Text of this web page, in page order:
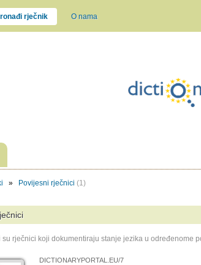
rječnik O nama
» Povijesni rječnici (1)
su rječnici koji dokumentiraju stanje jezika u određenome
DICTIONARYPORTAL.EU/7